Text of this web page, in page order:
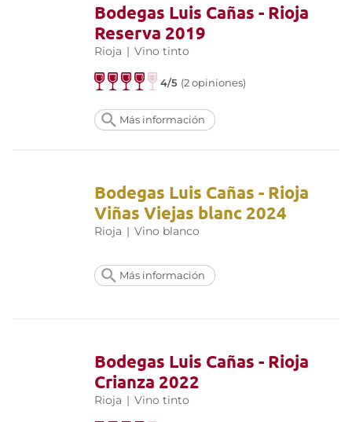
Bodegas Luis Cañas - Rioja
Reserva 2019
Rioja | Vino tinto
4/5 (2 opiniones)
Más información
Bodegas Luis Cañas - Rioja
Viñas Viejas blanc 2024
Rioja | Vino blanco
Más información
Bodegas Luis Cañas - Rioja
Crianza 2022
Rioja | Vino tinto